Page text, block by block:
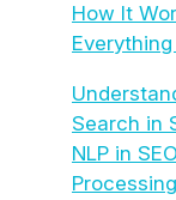
How It
Search in
NLP in